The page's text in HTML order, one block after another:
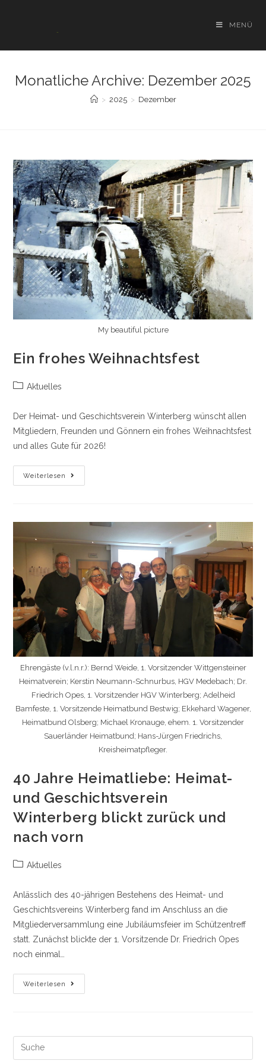
MENÜ
Monatliche Archive: Dezember 2025
> 2025 > Dezember
My beautiful picture
Ein frohes Weihnachtsfest
Beitrags-
Aktuelles
Der Heimat- und Geschichtsverein Winterberg wünscht allen
Mitgliedern, Freunden und Gönnern ein frohes Weihnachtsfest
und alles Gute für 2026!
Weiterlesen
Ein
Frohes
Ehrengäste (v.l.n.r.): Bernd Weide, 1. Vorsitzender Wittgensteiner
Heimatverein; Kerstin Neumann-Schnurbus, HGV Medebach; Dr.
Friedrich Opes, 1. Vorsitzender HGV Winterberg; Adelheid
Bamfeste, 1. Vorsitzende Heimatbund Bestwig; Ekkehard Wagener,
Heimatbund Olsberg; Michael Kronauge, ehem. 1. Vorsitzender
Sauerländer Heimatbund; Hans-Jürgen Friedrichs,
Kreisheimatpfleger.
40 Jahre Heimatliebe: Heimat-
und Geschichtsverein
Winterberg blickt zurück und
nach vorn
Beitrags-
Aktuelles
Anlässlich des 40-jährigen Bestehens des Heimat- und
Geschichtsvereins Winterberg fand im Anschluss an die
Mitgliederversammlung eine Jubiläumsfeier im Schützentreff
statt. Zunächst blickte der 1. Vorsitzende Dr. Friedrich Opes
noch einmal…
Weiterlesen
40
Jahre
Und
Search
this